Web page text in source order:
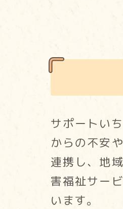
サポートい
からの不安
連携し、地
害福祉サー
います。